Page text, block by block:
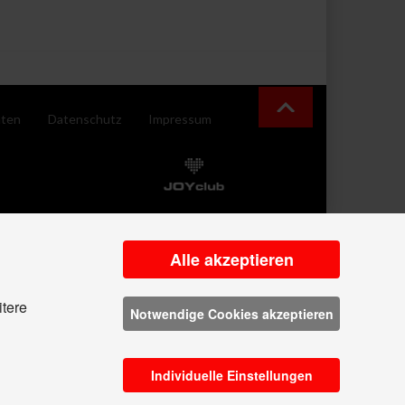
Datenschutz Impressum
Alle akzeptieren
Notwendige Cookies akzeptieren
Individuelle Einstellungen